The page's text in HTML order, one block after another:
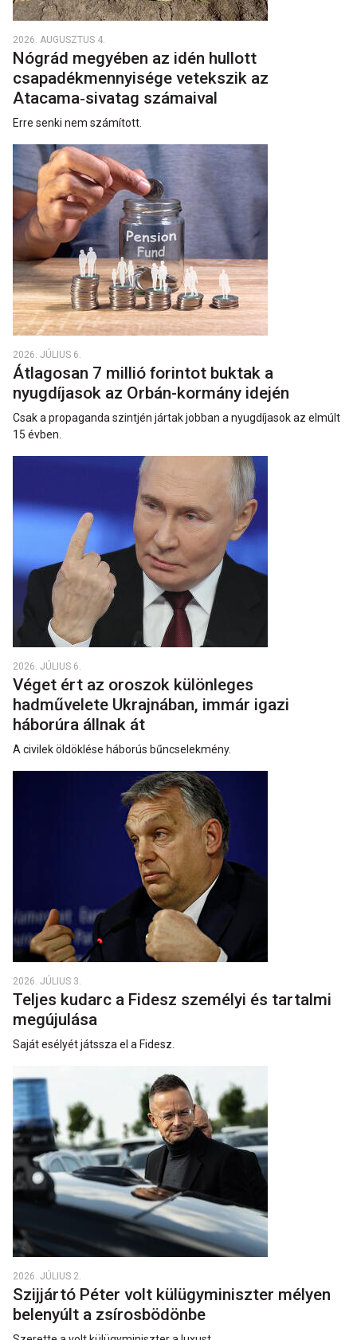
2026. AUGUSZTUS 4.
Nógrád megyében az idén hullott
csapadékmennyisége vetekszik az
Atacama‑sivatag számaival
Erre senki nem számított.
2026. JÚLIUS 6.
Átlagosan 7 millió forintot buktak a
nyugdíjasok az Orbán-kormány idején
Csak a propaganda szintjén jártak jobban a nyugdíjasok az elmúlt
15 évben.
2026. JÚLIUS 6.
Véget ért az oroszok különleges
hadművelete Ukrajnában, immár igazi
háborúra állnak át
A civilek öldöklése háborús bűncselekmény.
2026. JÚLIUS 3.
Teljes kudarc a Fidesz személyi és tartalmi
megújulása
Saját esélyét játssza el a Fidesz.
2026. JÚLIUS 2.
Szijjártó Péter volt külügyminiszter mélyen
belenyúlt a zsírosbödönbe